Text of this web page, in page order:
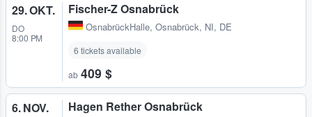
29. OKT.
DO
8:00 PM
Fischer-Z Osnabrück
OsnabrückHalle, Osnabrück, NI, DE
6 tickets available
ab 409 $
6. NOV. Hagen Rether Osnabrück